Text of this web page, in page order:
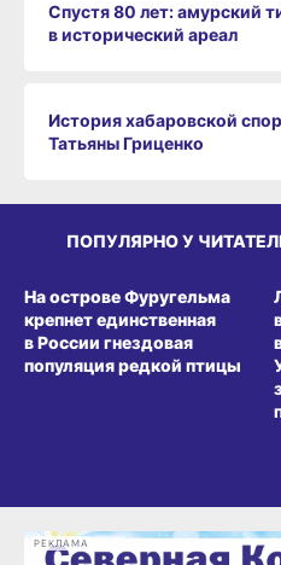
Спустя 80 лет: амурский
в исторический ареал
История хабаровской
Татьяны Гриценко
ПОПУЛЯРНО У
На острове Фуругельма
крепнет единственная
в России гнездовая
популяция редкой птицы
РЕКЛАМА